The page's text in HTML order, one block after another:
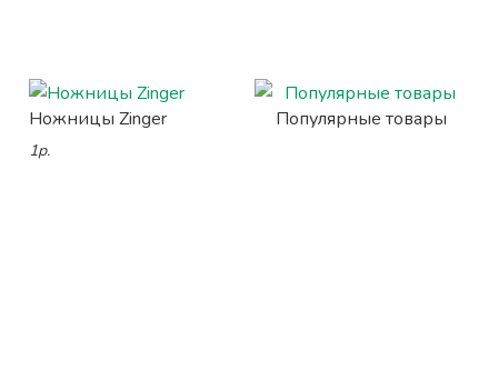
Ножницы Zinger
1р.
Популярные товары